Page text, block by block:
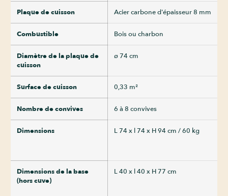
Plaque de cuisson Acier carbone d'épaisseur 8 mm
Combustible Bois ou charbon
Diamètre de la plaque de
cuisson
ø 74 cm
Surface de cuisson 0,33 m²
Nombre de convives 6 à 8 convives
Dimensions L 74 x l 74 x H 94 cm / 60 kg
Dimensions de la base
(hors cuve)
L 40 x l 40 x H 77 cm